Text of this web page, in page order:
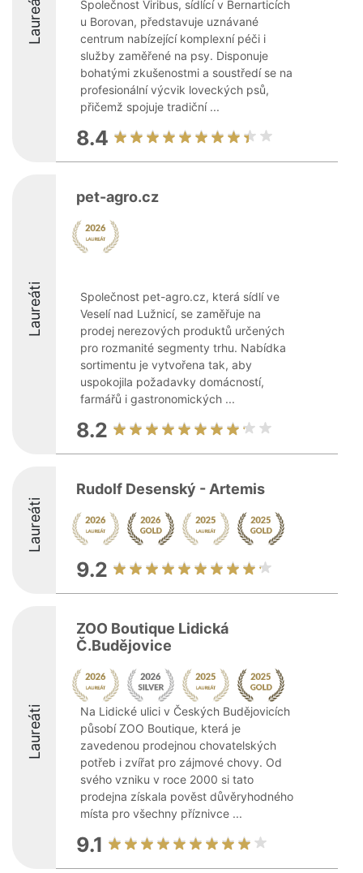
Laureáti
Společnost Viribus, sídlící v Bernarticích
u Borovan, představuje uznávané
centrum nabízející komplexní péči i
služby zaměřené na psy. Disponuje
bohatými zkušenostmi a soustředí se na
profesionální výcvik loveckých psů,
přičemž spojuje tradiční ...
8.4
Laureáti
pet-agro.cz
Společnost pet-agro.cz, která sídlí ve
Veselí nad Lužnicí, se zaměřuje na
prodej nerezových produktů určených
pro rozmanité segmenty trhu. Nabídka
sortimentu je vytvořena tak, aby
uspokojila požadavky domácností,
farmářů i gastronomických ...
8.2
Laureáti
Rudolf Desenský - Artemis
9.2
Laureáti
ZOO Boutique Lidická
Č.Budějovice
Na Lidické ulici v Českých Budějovicích
působí ZOO Boutique, která je
zavedenou prodejnou chovatelských
potřeb i zvířat pro zájmové chovy. Od
svého vzniku v roce 2000 si tato
prodejna získala pověst důvěryhodného
místa pro všechny příznivce ...
9.1